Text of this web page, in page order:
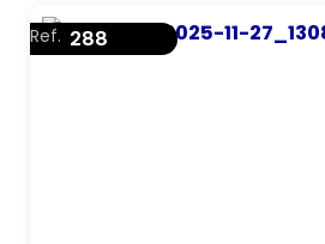
Ref. 288